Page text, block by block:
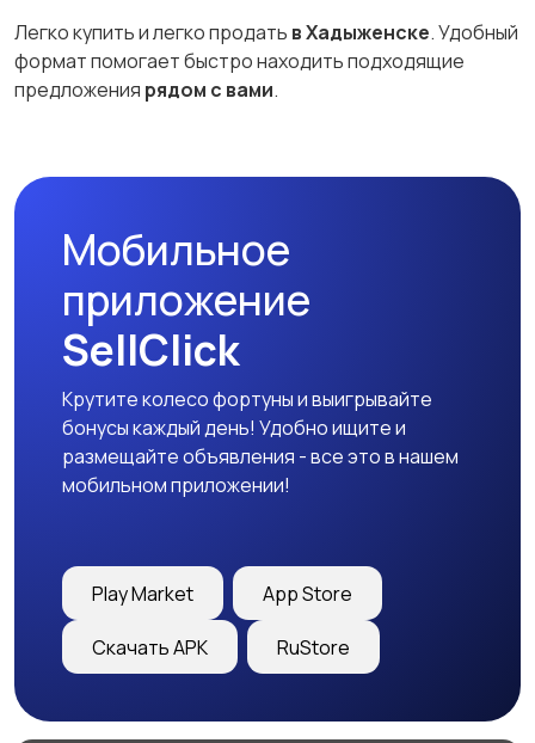
Легко купить и легко продать в Хадыженске. Удобный
формат помогает быстро находить подходящие
предложения рядом с вами.
Мобильное
приложение
SellClick
Крутите колесо фортуны и выигрывайте
бонусы каждый день! Удобно ищите и
размещайте объявления - все это в нашем
мобильном приложении!
Play Market App Store
Скачать APK RuStore